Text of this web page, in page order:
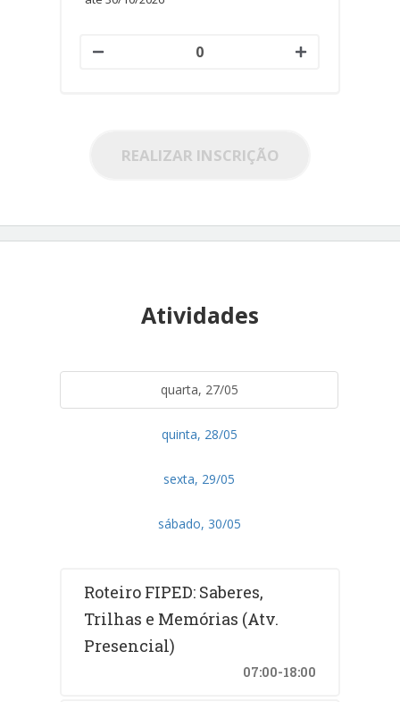
REALIZAR INSCRIÇÃO
Atividades
quarta, 27/05
quinta, 28/05
sexta, 29/05
sábado, 30/05
Roteiro FIPED: Saberes,
Trilhas e Memórias (Atv.
Presencial)
07:00-18:00